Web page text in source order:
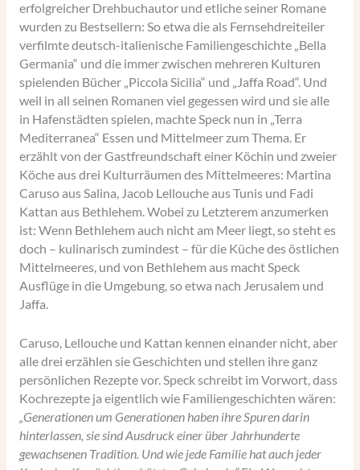
erfolgreicher Drehbuchautor und etliche seiner Romane
wurden zu Bestsellern: So etwa die als Fernsehdreiteiler
verfilmte deutsch-italienische Familiengeschichte „Bella
Germania“ und die immer zwischen mehreren Kulturen
spielenden Bücher „Piccola Sicilia“ und „Jaffa Road“. Und
weil in all seinen Romanen viel gegessen wird und sie alle
in Hafenstädten spielen, machte Speck nun in „Terra
Mediterranea“ Essen und Mittelmeer zum Thema. Er
erzählt von der Gastfreundschaft einer Köchin und zweier
Köche aus drei Kulturräumen des Mittelmeeres: Martina
Caruso aus Salina, Jacob Lellouche aus Tunis und Fadi
Kattan aus Bethlehem. Wobei zu Letzterem anzumerken
ist: Wenn Bethlehem auch nicht am Meer liegt, so steht es
doch – kulinarisch zumindest – für die Küche des östlichen
Mittelmeeres, und von Bethlehem aus macht Speck
Ausflüge in die Umgebung, so etwa nach Jerusalem und
Jaffa.
Caruso, Lellouche und Kattan kennen einander nicht, aber
alle drei erzählen sie Geschichten und stellen ihre ganz
persönlichen Rezepte vor. Speck schreibt im Vorwort, dass
Kochrezepte ja eigentlich wie Familiengeschichten wären:
„Generationen um Generationen haben ihre Spuren darin
hinterlassen, sie sind Ausdruck einer über Jahrhunderte
gewachsenen Tradition. Und wie jede Familie hat auch jeder